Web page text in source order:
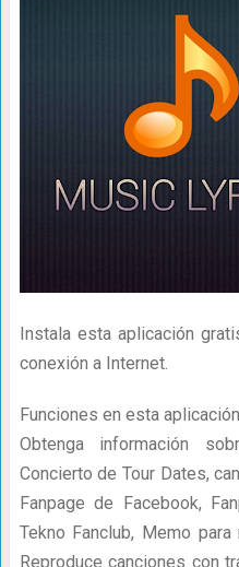
Instala esta aplicación
conexión a Internet.
Funciones en esta
Obtenga información
Concierto de Tour Dates,
Fanpage de Facebook,
Tekno Fanclub, Memo
Reproduce canciones con